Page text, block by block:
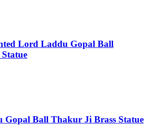
Lord Laddu Gopal Ball
Ball Thakur Ji Brass Statue